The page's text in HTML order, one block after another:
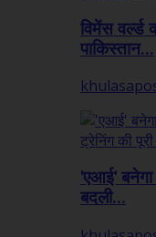
विमेंस
पाकिस्तान...
'एआई'
बदली...